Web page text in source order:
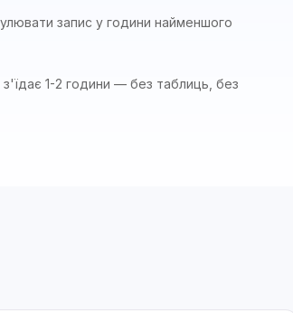
запис у години найменшого
1-2 години — без таблиць, без